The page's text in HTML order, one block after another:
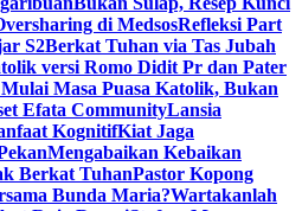
di MedsosRefleksi Part
S2Berkat Tuhan via Tas Jubah
versi Romo Didit Pr dan Pater
Masa Puasa Katolik, Bukan
Efata CommunityLansia
KognitifKiat Jaga
Mengabaikan Kebaikan
Berkat TuhanPastor Kopong
Bunda Maria?Wartakanlah